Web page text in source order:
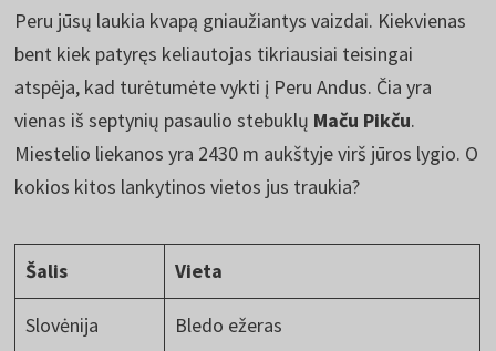
Peru jūsų laukia kvapą gniaužiantys vaizdai. Kiekvienas
bent kiek patyręs keliautojas tikriausiai teisingai
atspėja, kad turėtumėte vykti į Peru Andus. Čia yra
vienas iš septynių pasaulio stebuklų Maču Pikču.
Miestelio liekanos yra 2430 m aukštyje virš jūros lygio. O
kokios kitos lankytinos vietos jus traukia?
Šalis Vieta
Slovėnija Bledo ežeras